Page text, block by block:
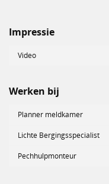
Impressie
Video
Werken bij
Planner meldkamer
Lichte Bergingsspecialist
Pechhulpmonteur